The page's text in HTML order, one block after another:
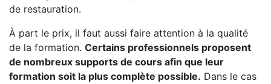
de restauration.
À part le prix, il faut aussi faire attention à la qualité
de la formation. Certains professionnels proposent
de nombreux supports de cours afin que leur
formation soit la plus complète possible. Dans le cas